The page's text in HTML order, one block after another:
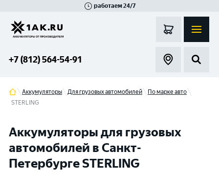
работаем 24/7
+7 (812) 564-54-91
Аккумуляторы Для грузовых автомобилей
По марке авто
STERLING
Аккумуляторы для грузовых
автомобилей в Санкт-
Петербурге STERLING
Гатчина